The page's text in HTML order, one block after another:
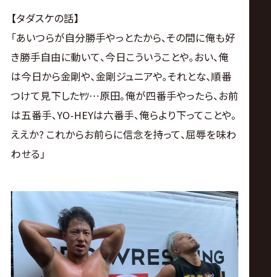
【タダスケの話】
｢あいつらが自分勝手やっとたから､その間に俺も好
き勝手自由に動いて､今日こういうことや｡おい､俺
は今日から金剛や､金剛ジュニアや｡それとな､順番
つけて見下したﾔﾂ…原田｡俺が四番手やったら､お前
は五番手､YO-HEYは六番手､俺らより下ってことや｡
ええか? これからお前らに信念を持って､屈辱を味わ
わせる｣